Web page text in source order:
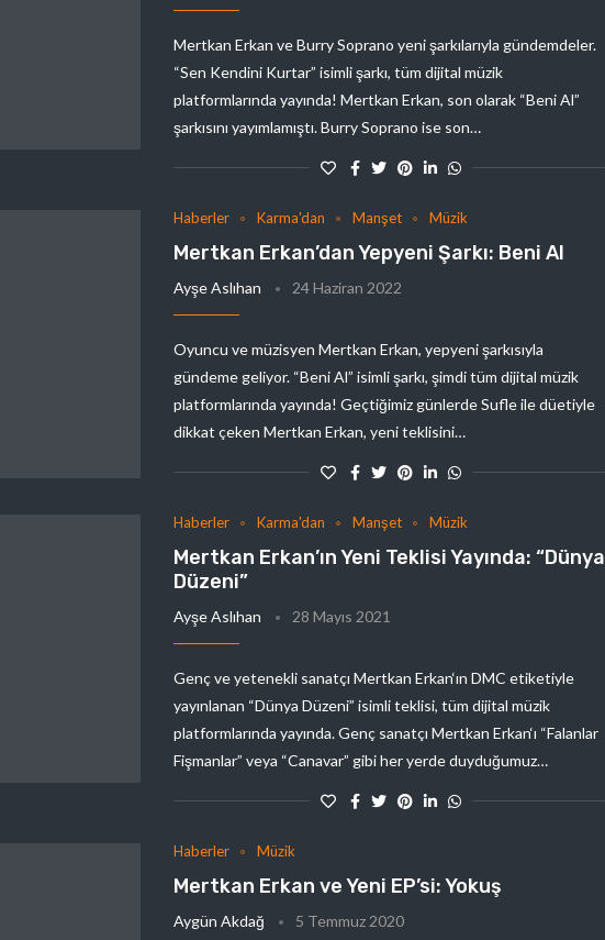
Mertkan Erkan ve Burry Soprano yeni şarkılarıyla gündemdeler.
“Sen Kendini Kurtar” isimli şarkı, tüm dijital müzik
platformlarında yayında! Mertkan Erkan, son olarak “Beni Al”
şarkısını yayımlamıştı. Burry Soprano ise son…
Haberler Karma'dan Manşet Müzik
Mertkan Erkan’dan Yepyeni Şarkı: Beni Al
Ayşe Aslıhan 24 Haziran 2022
Oyuncu ve müzisyen Mertkan Erkan, yepyeni şarkısıyla
gündeme geliyor. “Beni Al” isimli şarkı, şimdi tüm dijital müzik
platformlarında yayında! Geçtiğimiz günlerde Sufle ile düetiyle
dikkat çeken Mertkan Erkan, yeni teklisini…
Haberler Karma'dan Manşet Müzik
Mertkan Erkan’ın Yeni Teklisi Yayında: “Dünya
Düzeni”
Ayşe Aslıhan 28 Mayıs 2021
Genç ve yetenekli sanatçı Mertkan Erkan‘ın DMC etiketiyle
yayınlanan “Dünya Düzeni” isimli teklisi, tüm dijital müzik
platformlarında yayında. Genç sanatçı Mertkan Erkan‘ı “Falanlar
Fişmanlar” veya “Canavar” gibi her yerde duyduğumuz…
Haberler Müzik
Mertkan Erkan ve Yeni EP’si: Yokuş
Aygün Akdağ 5 Temmuz 2020